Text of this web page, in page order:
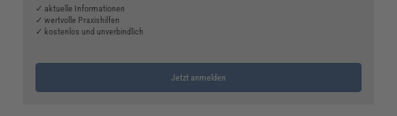
✓ aktuelle Informationen
✓ wertvolle Praxishilfen
✓ kostenlos und unverbindlich
Jetzt anmelden